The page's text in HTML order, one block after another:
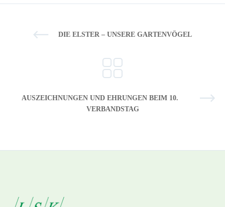
DIE ELSTER – UNSERE GARTENVÖGEL
AUSZEICHNUNGEN UND EHRUNGEN BEIM 10.
VERBANDSTAG